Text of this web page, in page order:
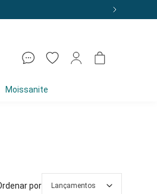
Moissanite
por Lançamentos